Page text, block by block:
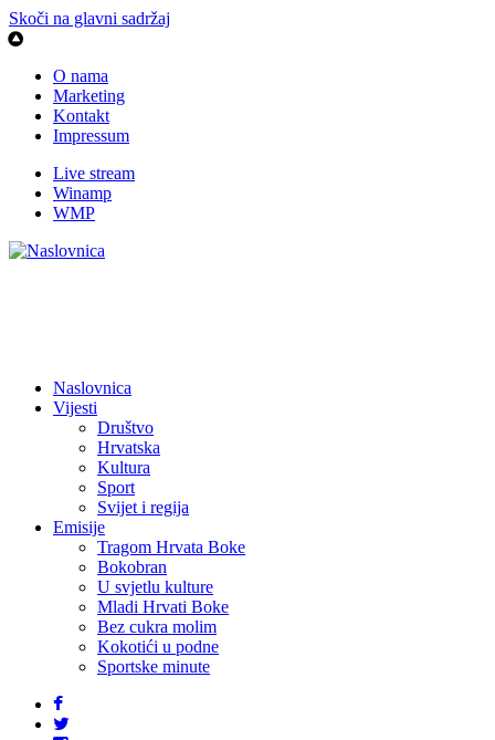
Skoči na glavni sadržaj
O nama
Marketing
Kontakt
Impressum
Live stream
Winamp
WMP
Naslovnica
Vijesti
Društvo
Hrvatska
Kultura
Sport
Svijet i regija
Emisije
Tragom Hrvata Boke
Bokobran
U svjetlu kulture
Mladi Hrvati Boke
Bez cukra molim
Kokotići u podne
Sportske minute